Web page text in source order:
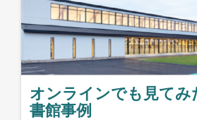
オンラインでも見てみ
書館事例